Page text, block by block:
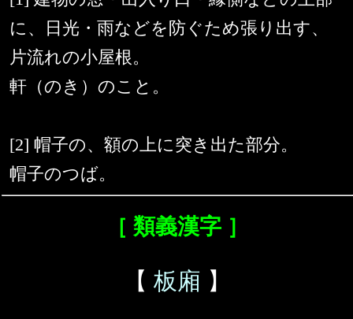
に、日光・雨などを防ぐため張り出す、
片流れの小屋根。
軒（のき）のこと。
[2] 帽子の、額の上に突き出た部分。
帽子のつば。
［ 類義漢字 ］
【 板廂 】